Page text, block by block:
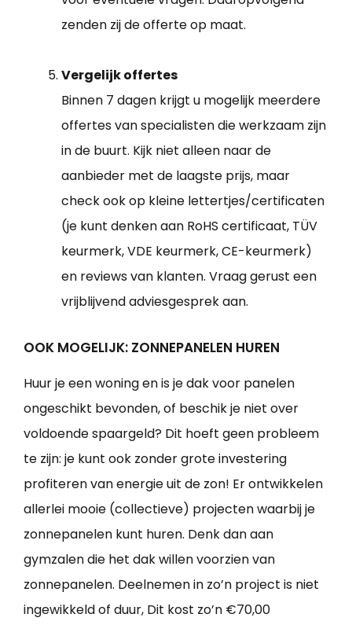
zenden zij de offerte op maat.
Vergelijk offertes
Binnen 7 dagen krijgt u mogelijk meerdere
offertes van specialisten die werkzaam zijn
in de buurt. Kijk niet alleen naar de
aanbieder met de laagste prijs, maar
check ook op kleine lettertjes/certificaten
(je kunt denken aan RoHS certificaat, TÜV
keurmerk, VDE keurmerk, CE-keurmerk)
en reviews van klanten. Vraag gerust een
vrijblijvend adviesgesprek aan.
OOK MOGELIJK: ZONNEPANELEN HUREN
Huur je een woning en is je dak voor panelen
ongeschikt bevonden, of beschik je niet over
voldoende spaargeld? Dit hoeft geen probleem
te zijn: je kunt ook zonder grote investering
profiteren van energie uit de zon! Er ontwikkelen
allerlei mooie (collectieve) projecten waarbij je
zonnepanelen kunt huren. Denk dan aan
gymzalen die het dak willen voorzien van
zonnepanelen. Deelnemen in zo’n project is niet
ingewikkeld of duur, Dit kost zo’n €70,00